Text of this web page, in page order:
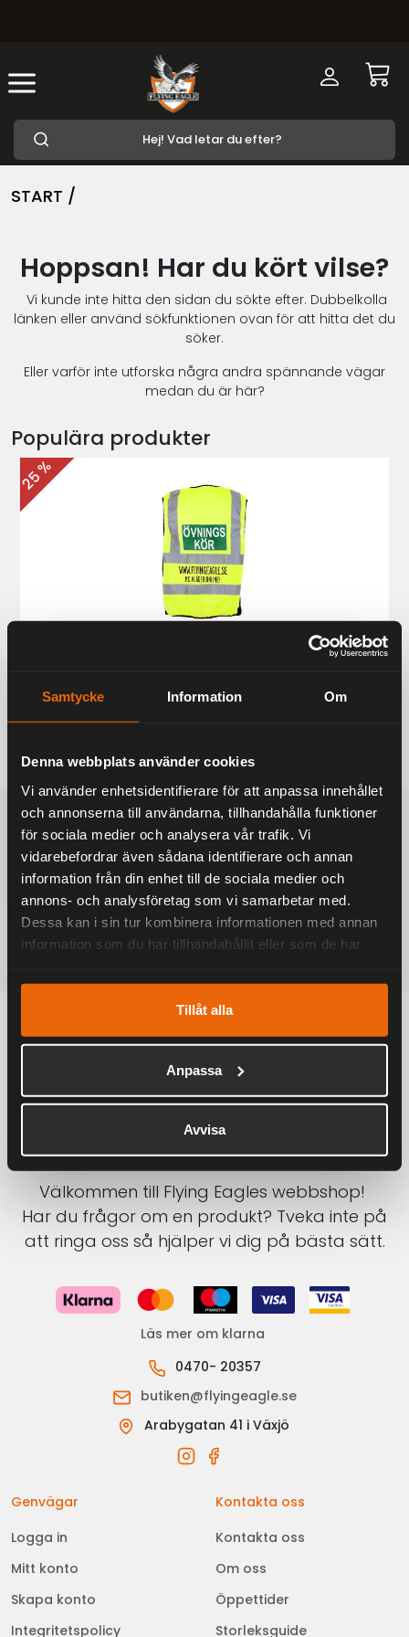
Samtycke Information Om
Denna webbplats använder cookies
Vi använder enhetsidentifierare för att anpassa innehållet
och annonserna till användarna, tillhandahålla funktioner
för sociala medier och analysera vår trafik. Vi
vidarebefordrar även sådana identifierare och annan
information från din enhet till de sociala medier och
annons- och analysföretag som vi samarbetar med.
Dessa kan i sin tur kombinera informationen med annan
information som du har tillhandahållit eller som de har
Tillåt alla
Anpassa
Avvisa
START /
Hoppsan! Har du kört vilse?
Vi kunde inte hitta den sidan du sökte efter. Dubbelkolla
länken eller använd sökfunktionen ovan för att hitta det du
söker.
Eller varför inte utforska några andra spännande vägar
medan du är här?
Populära produkter
25 %
187 kr
249 kr
FRAKTFRITT
På alla ordrar över 2000 kr
1-3 DAGAR LEVERANS
Inom Sverige med DHL
SÄKRA BETALNINGAR
Betalkort, Klarna eller Swish
Välkommen till Flying Eagles webbshop!
Har du frågor om en produkt? Tveka inte på
att ringa oss så hjälper vi dig på bästa sätt.
Läs mer om klarna
0470- 20357
butiken@flyingeagle.se
Arabygatan 41 i Växjö
Genvägar
Logga in
Mitt konto
Skapa konto
Integritetspolicy
Kontakta oss
Kontakta oss
Om oss
Öppettider
Storleksguide